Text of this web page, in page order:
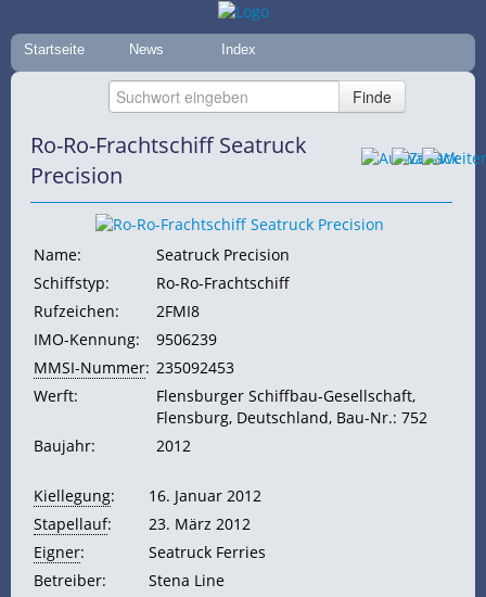
Startseite News Index
Ro-Ro-Frachtschiff Seatruck
Precision
Name:
Seatruck Precision
Schiffstyp:
Ro-Ro-Frachtschiff
Rufzeichen:
2FMI8
IMO-Kennung:
9506239
MMSI-Nummer: 235092453
Werft:
Flensburger Schiffbau-Gesellschaft,
Flensburg, Deutschland, Bau-Nr.: 752
Baujahr:
2012
Kiellegung:
16. Januar 2012
Stapellauf:
23. März 2012
Eigner:
Seatruck Ferries
Betreiber:
Stena Line